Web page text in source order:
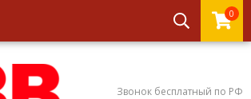
0
Звонок бесплатный по РФ